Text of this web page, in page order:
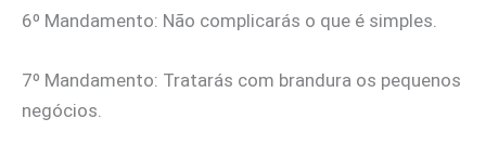
6º Mandamento: Não complicarás o que é simples.
7º Mandamento: Tratarás com brandura os pequenos
negócios.